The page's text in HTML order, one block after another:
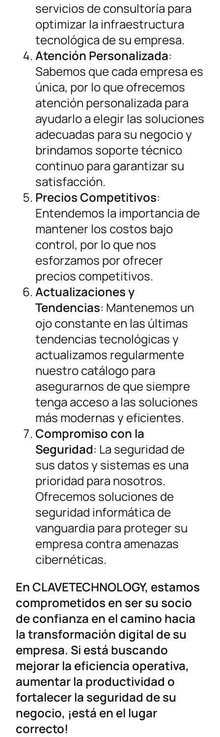
servicios de consultoría para
optimizar la infraestructura
tecnológica de su empresa.
Atención Personalizada:
Sabemos que cada empresa es
única, por lo que ofrecemos
atención personalizada para
ayudarlo a elegir las soluciones
adecuadas para su negocio y
brindamos soporte técnico
continuo para garantizar su
satisfacción.
Precios Competitivos:
Entendemos la importancia de
mantener los costos bajo
control, por lo que nos
esforzamos por ofrecer
precios competitivos.
Actualizaciones y
Tendencias: Mantenemos un
ojo constante en las últimas
tendencias tecnológicas y
actualizamos regularmente
nuestro catálogo para
asegurarnos de que siempre
tenga acceso a las soluciones
más modernas y eficientes.
Compromiso con la
Seguridad: La seguridad de
sus datos y sistemas es una
prioridad para nosotros.
Ofrecemos soluciones de
seguridad informática de
vanguardia para proteger su
empresa contra amenazas
cibernéticas.
En CLAVETECHNOLOGY, estamos
comprometidos en ser su socio
de confianza en el camino hacia
la transformación digital de su
empresa. Si está buscando
mejorar la eficiencia operativa,
aumentar la productividad o
fortalecer la seguridad de su
negocio, ¡está en el lugar
correcto!